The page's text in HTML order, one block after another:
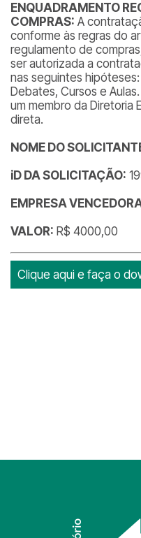
ENQUADRAMENTO
COMPRAS: A
conforme às regras do
regulamento de
ser autorizada a
nas seguintes
Debates, Cursos e
um membro da Diretoria
direta.
NOME DO
iD DA SOLICITAÇÃO:
EMPRESA
VALOR: R$ 4000,00
Clique aqui e faça o